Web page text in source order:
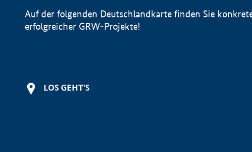
Auf der folgenden Deutschlandkarte finden Sie
erfolgreicher GRW-Projekte!
LOS GEHT'S